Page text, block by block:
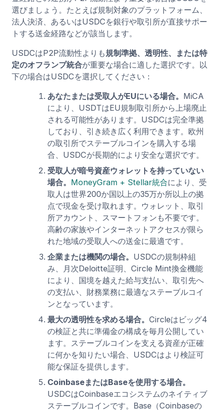
選びましょう。たとえば規制対象のプラットフォーム、
法人決済、あるいはUSDCを銀行や取引所が直接サポー
トする送金経路などが該当します。
USDCはP2P流動性よりも規制準拠、透明性、または特
定のオフランプ統合が重要な場合に適した選択です。以
下の場合はUSDCを選択してください：
あなたまたは受取人がEUにいる場合。 MiCA
により、USDTはEU規制取引所から上場廃止
される可能性があります。USDCは完全準拠
しており、引き続き広く利用できます。欧州
の取引所でステーブルコインを購入する場
合、USDCが長期的により安全な選択です。
受取人が暗号資産ウォレットを持っていない
場合。 MoneyGram + Stellar統合により、受
取人は世界200か国以上の35万か所以上の拠
点で現金を受け取れます。ウォレット、取引
所アカウント、スマートフォンも不要です。
高齢の家族やインターネットアクセスが限ら
れた地域の受取人への送金に最適です。
企業または機関の場合。 USDCの規制枠組
み、月次Deloitte証明、Circle Mint換金機能
により、国境を越えた給与支払い、取引先へ
の支払い、財務業務に最適なステーブルコイ
ンとなっています。
最大の透明性を求める場合。 Circleはビッグ4
の検証と共に準備金の構成を毎月公開してい
ます。ステーブルコインを支える資産が正確
に何かを知りたい場合、USDCはより検証可
能な保証を提供します。
CoinbaseまたはBaseを使用する場合。
USDCはCoinbaseエコシステムのネイティブ
ステーブルコインです。Base（Coinbaseの